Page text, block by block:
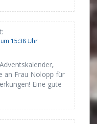
15:38 Uhr
an Frau Nolopp für
Eine gute